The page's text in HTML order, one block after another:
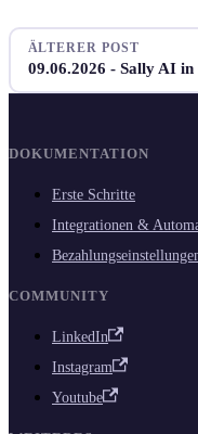
ÄLTERER POST
09.06.2026 - Sally AI
DOKUMENTATION
Erste Schritte
Integrationen &
COMMUNITY
LinkedIn
Instagram
Youtube